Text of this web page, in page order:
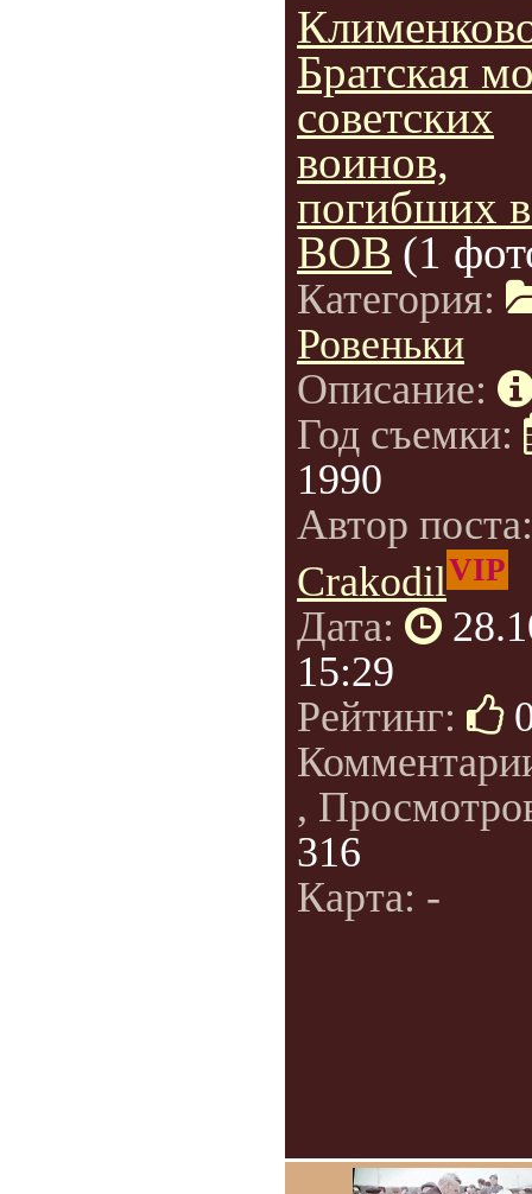
Братская
советских
воинов,
погибших
ВОВ (1
Категория:
Ровеньки
Описание:
Год съемки:
1990
Автор
CrakodilVIP
Дата:
15:29
Рейтинг:
,
316
Карта: -